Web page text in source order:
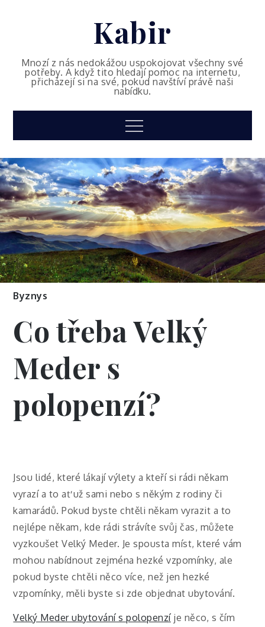
Kabir
Mnozí z nás nedokážou uspokojovat všechny své
potřeby. A když tito hledají pomoc na internetu,
přicházejí si na své, pokud navštíví právě naši
nabídku.
Menu
Byznys
Co třeba Velký
Meder s
polopenzí?
Jsou lidé, které lákají výlety a kteří si rádi někam
vyrazí a to ať už sami nebo s někým z rodiny či
kamarádů. Pokud byste chtěli někam vyrazit a to
nejlépe někam, kde rádi strávíte svůj čas, můžete
vyzkoušet Velký Meder. Je spousta míst, které vám
mohou nabídnout zejména hezké vzpomínky, ale
pokud byste chtěli něco více, než jen hezké
vzpomínky, měli byste si zde objednat ubytování.
Velký Meder ubytování s polopenzíje něco, s čím